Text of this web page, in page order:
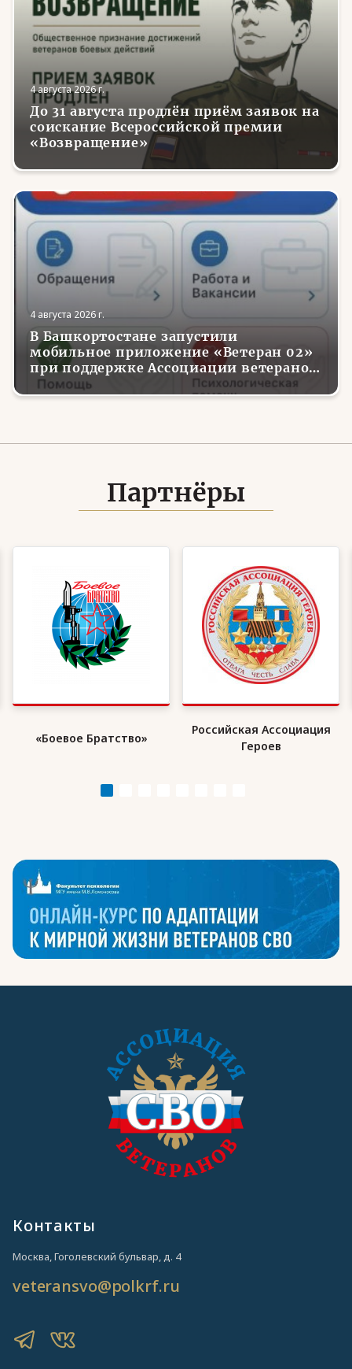
4 августа 2026 г.
До 31 августа продлён приём заявок на
соискание Всероссийской премии
«Возвращение»
4 августа 2026 г.
В Башкортостане запустили
мобильное приложение «Ветеран 02»
при поддержке Ассоциации ветеранов
СВО
Партнёры
«Боевое Братство»
Российская Ассоциация
Героев
Контакты
Москва, Гоголевский бульвар, д. 4
veteransvo@polkrf.ru